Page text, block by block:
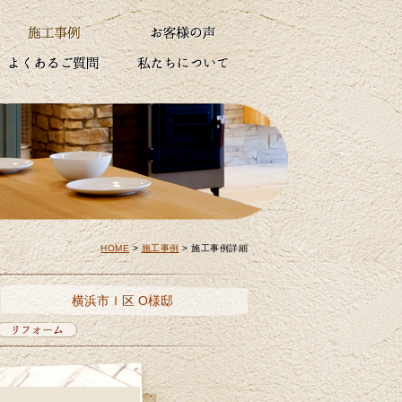
HOME>施工事例 > 施工事例詳細
横浜市Ｉ区 O様邸